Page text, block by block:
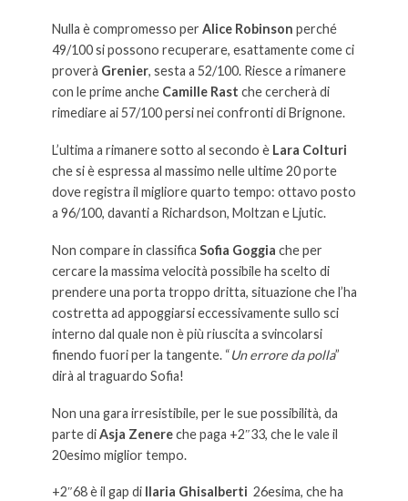
Nulla è compromesso per Alice Robinson perché
49/100 si possono recuperare, esattamente come ci
proverà Grenier, sesta a 52/100. Riesce a rimanere
con le prime anche Camille Rast che cercherà di
rimediare ai 57/100 persi nei confronti di Brignone.
L’ultima a rimanere sotto al secondo è Lara Colturi
che si è espressa al massimo nelle ultime 20 porte
dove registra il migliore quarto tempo: ottavo posto
a 96/100, davanti a Richardson, Moltzan e Ljutic.
Non compare in classifica Sofia Goggia che per
cercare la massima velocità possibile ha scelto di
prendere una porta troppo dritta, situazione che l’ha
costretta ad appoggiarsi eccessivamente sullo sci
interno dal quale non è più riuscita a svincolarsi
finendo fuori per la tangente. “Un errore da polla”
dirà al traguardo Sofia!
Non una gara irresistibile, per le sue possibilità, da
parte diAsja Zenereche paga +2″33, che le vale il
20esimo miglior tempo.
+2″68 è il gap di Ilaria Ghisalberti 26esima, che ha